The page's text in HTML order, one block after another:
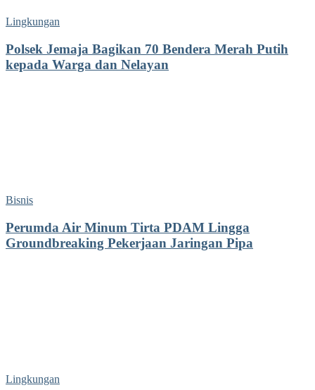
Lingkungan
Polsek Jemaja Bagikan 70 Bendera Merah Putih
kepada Warga dan Nelayan
Bisnis
Perumda Air Minum Tirta PDAM Lingga
Groundbreaking Pekerjaan Jaringan Pipa
Lingkungan